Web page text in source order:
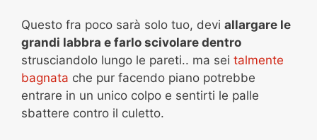
Questo fra poco sarà solo tuo, devi allargare le
grandi labbra e farlo scivolare dentro
strusciandolo lungo le pareti.. ma sei talmente
bagnata che pur facendo piano potrebbe
entrare in un unico colpo e sentirti le palle
sbattere contro il culetto.